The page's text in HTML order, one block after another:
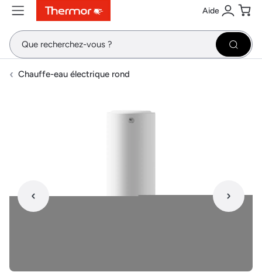
ContenuMenuRecherche Aide
Se
Chauffe-eau électrique rond